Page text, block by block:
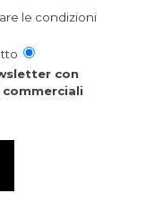
le condizioni
con